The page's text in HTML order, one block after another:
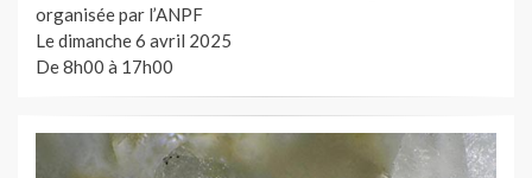
organisée par l’ANPF
Le dimanche 6 avril 2025
De 8h00 à 17h00